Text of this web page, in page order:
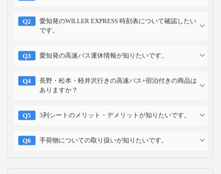
愛知発のWILLER EXPRESS 時刻表について確認したい
です。
愛知発の高速バス運休情報が知りたいです。
長野・松本・軽井沢行きの高速バス+宿泊付きの商品は
ありますか？
3列シートのメリット・デメリットが知りたいです。
手荷物についての取り扱いが知りたいです。